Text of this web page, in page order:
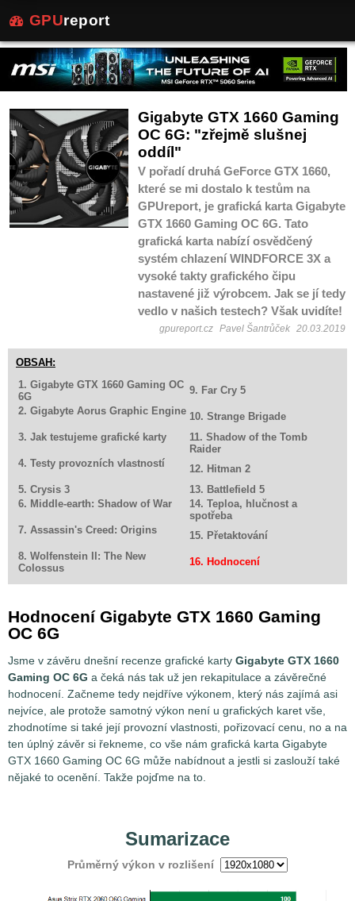
GPUreport
Gigabyte GTX 1660 Gaming
OC 6G: "zřejmě slušnej
oddíl"
V pořadí druhá GeForce GTX 1660,
které se mi dostalo k testům na
GPUreport, je grafická karta Gigabyte
GTX 1660 Gaming OC 6G. Tato
grafická karta nabízí osvědčený
systém chlazení WINDFORCE 3X a
vysoké takty grafického čipu
nastavené již výrobcem. Jak se jí tedy
vedlo v našich testech? Však uvidíte!
gpureport.cz Pavel Šantrůček 20.03.2019
OBSAH:
1. Gigabyte GTX 1660 Gaming OC
6G
9. Far Cry 5
2. Gigabyte Aorus Graphic Engine 10. Strange Brigade
3. Jak testujeme grafické karty
11. Shadow of the Tomb
Raider
4. Testy provozních vlastností
12. Hitman 2
5. Crysis 3
13. Battlefield 5
6. Middle-earth: Shadow of War
14. Teploa, hlučnost a
spotřeba
7. Assassin's Creed: Origins
15. Přetaktování
8. Wolfenstein II: The New
Colossus
16. Hodnocení
Hodnocení Gigabyte GTX 1660 Gaming
OC 6G
Jsme v závěru dnešní recenze grafické karty Gigabyte GTX 1660
Gaming OC 6G a čeká nás tak už jen rekapitulace a závěrečné
hodnocení. Začneme tedy nejdříve výkonem, který nás zajímá asi
nejvíce, ale protože samotný výkon není u grafických karet vše,
zhodnotíme si také její provozní vlastnosti, pořizovací cenu, no a na
ten úplný závěr si řekneme, co vše nám grafická karta Gigabyte
GTX 1660 Gaming OC 6G může nabídnout a jestli si zaslouží také
nějaké to ocenění. Takže pojďme na to.
Sumarizace
Průměrný výkon v rozlišení